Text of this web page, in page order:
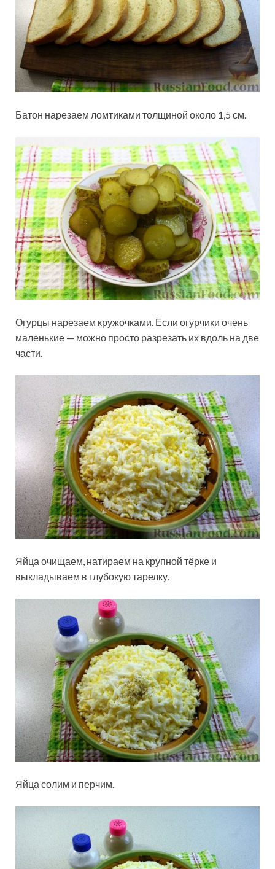
Батон нарезаем ломтиками толщиной около 1,5 см.
Огурцы нарезаем кружочками. Если огурчики очень
маленькие — можно просто разрезать их вдоль на две
части.
Яйца очищаем, натираем на крупной тёрке и
выкладываем в глубокую тарелку.
Яйца солим и перчим.